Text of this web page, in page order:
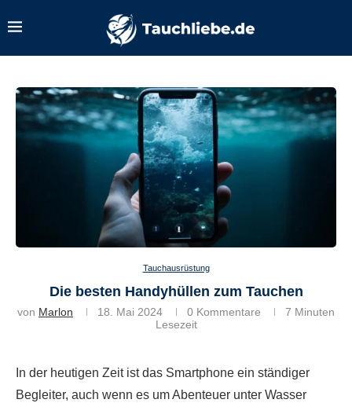
Tauchausrüstung
Die besten Handyhüllen zum Tauchen
von Marlon 18. Mai 2024 0 Kommentare
7 Minuten
Lesezeit
In der heutigen Zeit ist das Smartphone ein ständiger
Begleiter, auch wenn es um Abenteuer unter Wasser